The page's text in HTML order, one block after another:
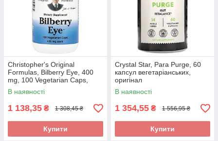
Christopher's Original
Formulas, Bilberry Eye, 400
mg, 100 Vegetarian Caps,
оригінал
В наявності
1 138,35 ₴ 1 308,45 ₴
Купити
Crystal Star, Para Purge, 60
капсул вегетаріанських,
оригінал
В наявності
1 354,55 ₴ 1 556,95 ₴
Купити